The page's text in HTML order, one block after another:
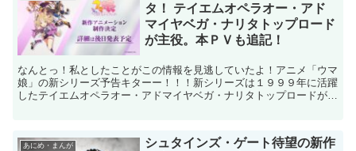
タ！ テイエムオペラオー・アド
マイヤベガ・ナリタトップロード
が主役。本ＰＶも追記！
なんとっ！私としたことがこの情報を見逃していたよ！アニメ「ウマ
娘」の新シリーズ予告キターー！！！新シリーズは１９９９年に活躍
したテイエムオペラオー・アドマイヤベガ・ナリタトップロードが主
あにめ・まんが
シュタインズ・ゲート待望の新作